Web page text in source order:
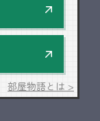
部屋物語とは >